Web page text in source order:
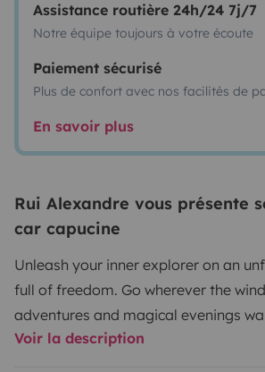
Assistance routière 24h/24 7j/7
Notre équipe toujours à votre écoute
Paiement sécurisé
Plus de confort avec nos facilités de
En savoir plus
Rui Alexandre vous présente
car capucine
Unleash your inner explorer on an
full of freedom. Go wherever the
adventures and magical evenings
every stop
Voir la description